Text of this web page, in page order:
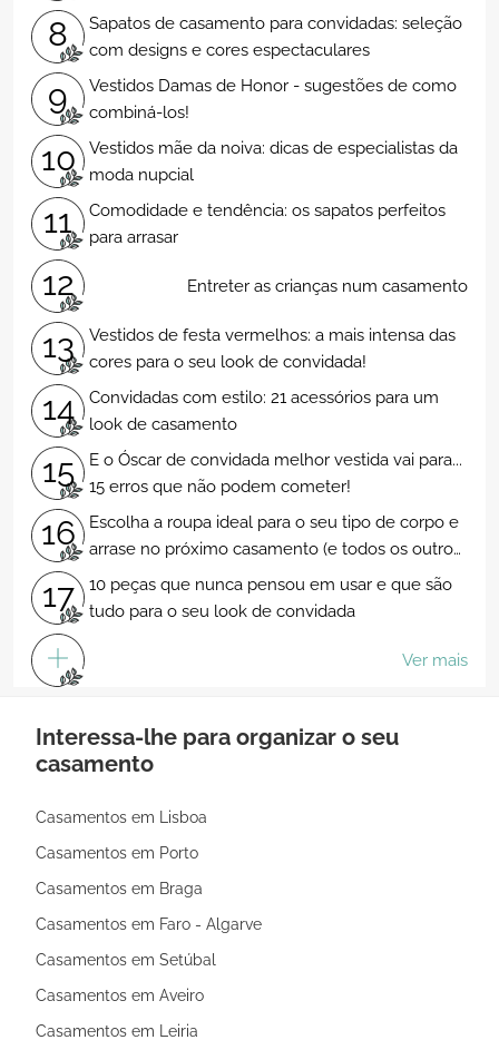
8
Sapatos de casamento para convidadas: seleção
com designs e cores espectaculares
9
Vestidos Damas de Honor - sugestões de como
combiná-los!
10
Vestidos mãe da noiva: dicas de especialistas da
moda nupcial
11
Comodidade e tendência: os sapatos perfeitos
para arrasar
12 Entreter as crianças num casamento
13
Vestidos de festa vermelhos: a mais intensa das
cores para o seu look de convidada!
14
Convidadas com estilo: 21 acessórios para um
look de casamento
15
E o Óscar de convidada melhor vestida vai para...
15 erros que não podem cometer!
16
Escolha a roupa ideal para o seu tipo de corpo e
arrase no próximo casamento (e todos os outros
dias...)!
17
10 peças que nunca pensou em usar e que são
tudo para o seu look de convidada
Ver mais
Interessa-lhe para organizar o seu
casamento
Casamentos em Lisboa
Casamentos em Porto
Casamentos em Braga
Casamentos em Faro - Algarve
Casamentos em Setúbal
Casamentos em Aveiro
Casamentos em Leiria